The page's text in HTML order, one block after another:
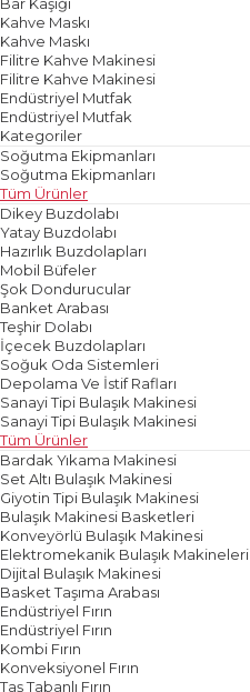
Kahve Maskı
Kahve Maskı
Filitre Kahve Makinesi
Filitre Kahve Makinesi
Endüstriyel Mutfak
Endüstriyel Mutfak
Kategoriler
Soğutma Ekipmanları
Soğutma Ekipmanları
Tüm Ürünler
Dikey Buzdolabı
Yatay Buzdolabı
Hazırlık Buzdolapları
Mobil Büfeler
Şok Dondurucular
Banket Arabası
Teşhir Dolabı
İçecek Buzdolapları
Soğuk Oda Sistemleri
Depolama Ve İstif Rafları
Sanayi Tipi Bulaşık Makinesi
Sanayi Tipi Bulaşık Makinesi
Tüm Ürünler
Bardak Yıkama Makinesi
Set Altı Bulaşık Makinesi
Giyotin Tipi Bulaşık Makinesi
Bulaşık Makinesi Basketleri
Konveyörlü Bulaşık Makinesi
Elektromekanik Bulaşık Makineleri
Dijital Bulaşık Makinesi
Basket Taşıma Arabası
Endüstriyel Fırın
Endüstriyel Fırın
Kombi Fırın
Konveksiyonel Fırın
Taş Tabanlı Fırın